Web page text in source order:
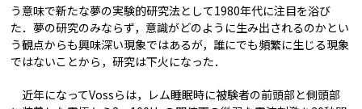
う意味で新たな夢の実験的研究法として1980年代に注目を浴び
た．夢の研究のみならず，意識がどのように生み出されるのかとい
う観点からも興味深い現象ではあるが，誰にでも頻繁に生じる現象
ではないことから，研究は下火になった．
近年になってVossらは，レム睡眠時に被験者の前頭部と側頭部